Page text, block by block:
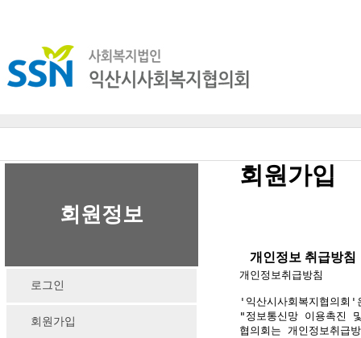
회원정보
로그인
회원가입
회원가입
개인정보 취급방침
개인정보취급방침
'익산시사회복지협의
"정보통신망 이용촉진
협의회는 개인정보취